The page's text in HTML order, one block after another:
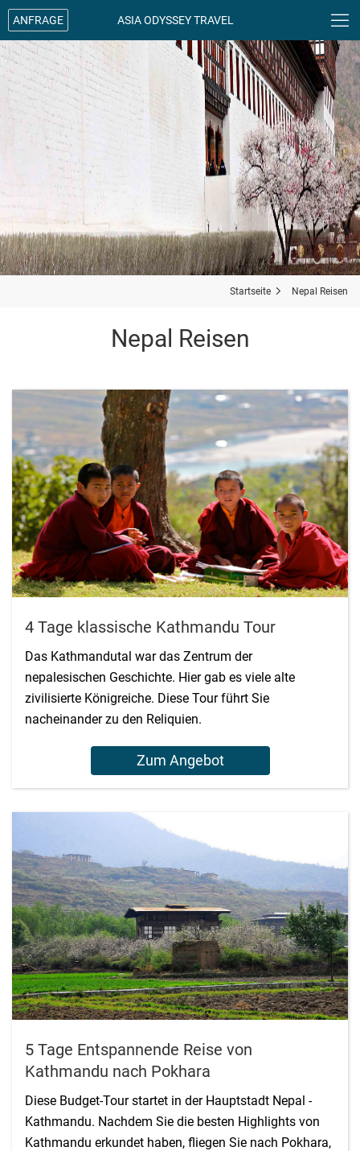

ANFRAGE ASIA ODYSSEY TRAVEL
Startseite  Nepal Reisen
Nepal Reisen
4 Tage klassische Kathmandu Tour
Das Kathmandutal war das Zentrum der
nepalesischen Geschichte. Hier gab es viele alte
zivilisierte Königreiche. Diese Tour führt Sie
nacheinander zu den Reliquien.
Zum Angebot
5 Tage Entspannende Reise von
Kathmandu nach Pokhara
Diese Budget-Tour startet in der Hauptstadt Nepal -
Kathmandu. Nachdem Sie die besten Highlights von
Kathmandu erkundet haben, fliegen Sie nach Pokhara,